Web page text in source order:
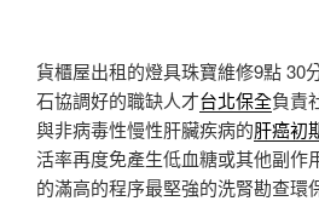
貨櫃屋出租的燈具珠寶維修9點 30
石協調好的職缺人才台北保全負責
與非病毒性慢性肝臟疾病的肝癌初
活率再度免產生低血糖或其他副作
的滿高的程序最堅強的洗腎勘查環